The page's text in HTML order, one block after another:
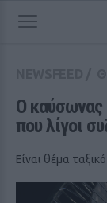
Ο καύσωνας
που λίγοι
Eίναι θέμα ταξικό